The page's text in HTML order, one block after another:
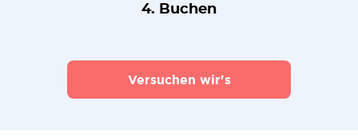
4. Buchen
Versuchen wir's